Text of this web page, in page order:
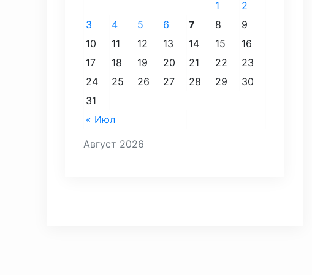
Август 2026
« Июл
1
2
3
4 5 6 7 8
9
10
11 12 13 14 15
16
17
18 19 20 21 22
23
24
25 26 27 28 29
30
31